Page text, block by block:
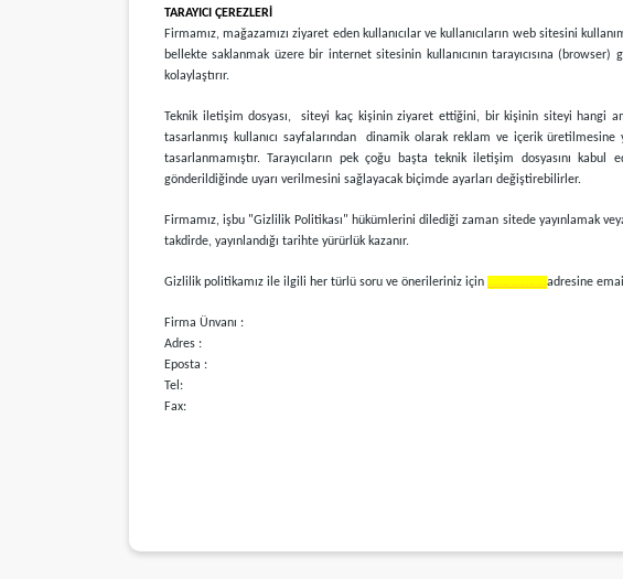
TARAYICI ÇEREZLERİ
Firmamız, mağazamızı ziyaret eden kullanıcılar ve kullanıcıların web sitesini
bellekte saklanmak üzere bir internet sitesinin kullanıcının tarayıcısına
kolaylaştırır.
Teknik iletişim dosyası, siteyi kaç kişinin ziyaret ettiğini, bir kişinin siteyi hangi
tasarlanmış kullanıcı sayfalarından dinamik olarak reklam ve içerik
tasarlanmamıştır. Tarayıcıların pek çoğu başta teknik iletişim dosyasını
gönderildiğinde uyarı verilmesini sağlayacak biçimde ayarları değiştirebilirler.
Firmamız, işbu "Gizlilik Politikası" hükümlerini dilediği zaman sitede yayınlamak
takdirde, yayınlandığı tarihte yürürlük kazanır.
Gizlilik politikamız ile ilgili her türlü soru ve önerileriniz için ………………..adresine
Firma Ünvanı :
Adres :
Eposta :
Tel:
Fax: